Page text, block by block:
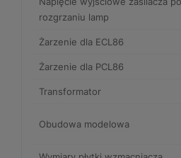
rozgrzaniu lamp
Żarzenie dla ECL86
Żarzenie dla PCL86
Transformator
Obudowa modelowa